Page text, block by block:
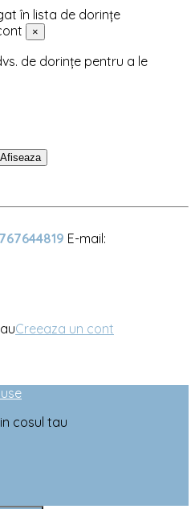
în lista de dorințe
×
de dorințe pentru a le
Afiseaza
E-mail:
Creeaza un cont
cosul tau